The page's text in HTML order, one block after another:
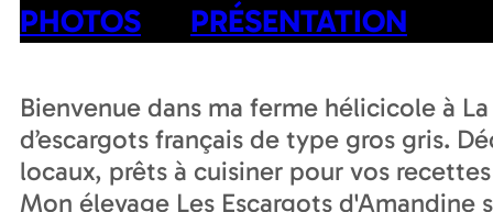
PHOTOS PRÉSENTATION
Bienvenue dans ma ferme hélicicole à
d’escargots français de type gros gris.
locaux, prêts à cuisiner pour vos
Mon élevage Les Escargots